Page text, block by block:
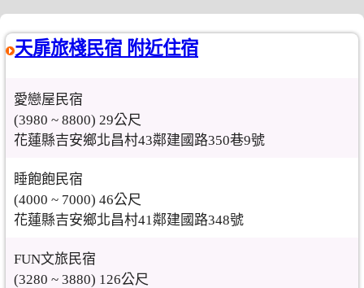
天扉旅棧民宿 附近住宿
愛戀屋民宿
(3980 ~ 8800) 29公尺
花蓮縣吉安鄉北昌村43鄰建國路350巷9號
睡飽飽民宿
(4000 ~ 7000) 46公尺
花蓮縣吉安鄉北昌村41鄰建國路348號
FUN文旅民宿
(3280 ~ 3880) 126公尺